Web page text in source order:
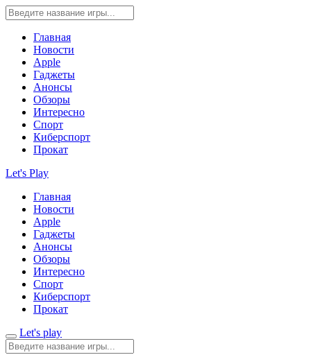
Главная
Новости
Apple
Гаджеты
Анонсы
Обзоры
Интересно
Спорт
Киберспорт
Прокат
Let's Play
Главная
Новости
Apple
Гаджеты
Анонсы
Обзоры
Интересно
Спорт
Киберспорт
Прокат
Let's play